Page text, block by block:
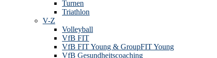
Turnen
Triathlon
V-Z
Volleyball
VfB FIT
VfB FIT Young & GroupFIT Young
VfB Gesundheitscoaching